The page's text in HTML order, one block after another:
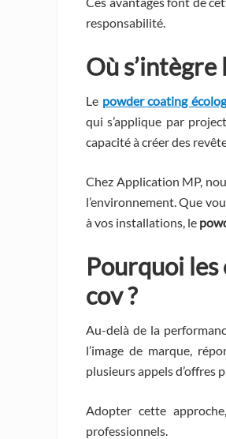
responsabilité.
Où s’intègre
Le powder coating
qui s’applique par
capacité à créer des
Chez Application MP,
l’environnement. Que
à vos installations, le
Pourquoi
cov?
Au-delà de la
l’image de marque,
plusieurs appels d’offres
Adopter cette
professionnels.